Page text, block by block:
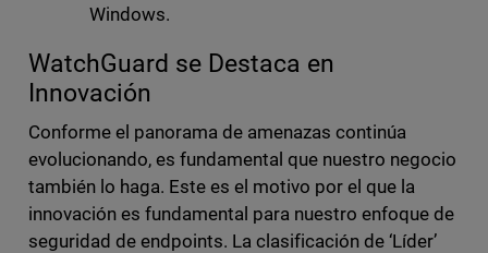
Windows.
WatchGuard se Destaca en
Innovación
Conforme el panorama de amenazas continúa
evolucionando, es fundamental que nuestro negocio
también lo haga. Este es el motivo por el que la
innovación es fundamental para nuestro enfoque de
seguridad de endpoints. La clasificación de ‘Líder’